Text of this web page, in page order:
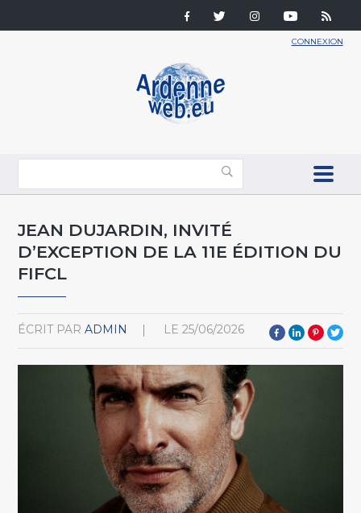
CONNEXION
JEAN DUJARDIN, INVITÉ
D’EXCEPTION DE LA 11E ÉDITION DU
FIFCL
ÉCRIT PAR ADMIN LE 25/06/2026